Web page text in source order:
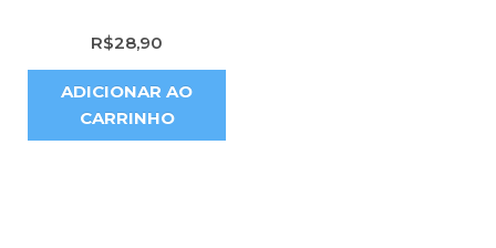
R$28,90
ADICIONAR AO
CARRINHO